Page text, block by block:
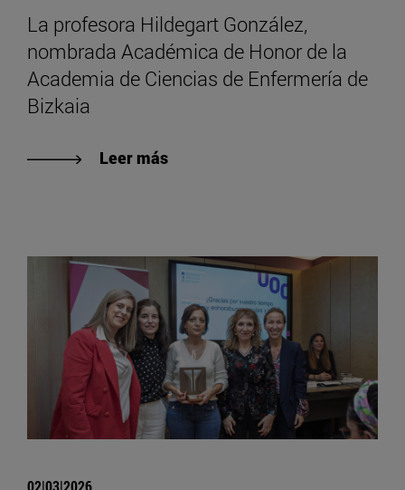
La profesora Hildegart González,
nombrada Académica de Honor de la
Academia de Ciencias de Enfermería de
Bizkaia
Leer más
02|03|2026